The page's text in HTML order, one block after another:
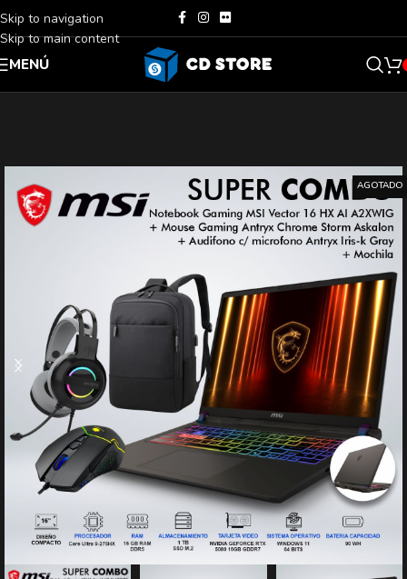
Skip to navigation
Skip to main content
MENÚ
AGOTADO